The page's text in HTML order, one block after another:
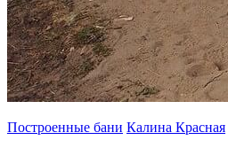
Построенные бани Калина Красная